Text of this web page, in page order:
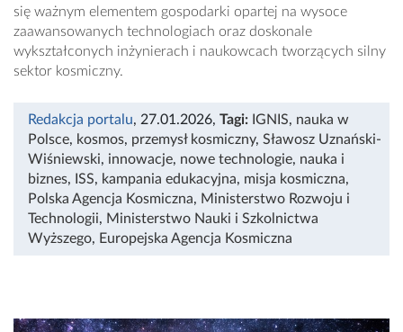
się ważnym elementem gospodarki opartej na wysoce
zaawansowanych technologiach oraz doskonale
wykształconych inżynierach i naukowcach tworzących silny
sektor kosmiczny.
Redakcja portalu, 27.01.2026, Tagi: IGNIS, nauka w
Polsce, kosmos, przemysł kosmiczny, Sławosz Uznański-
Wiśniewski, innowacje, nowe technologie, nauka i
biznes, ISS, kampania edukacyjna, misja kosmiczna,
Polska Agencja Kosmiczna, Ministerstwo Rozwoju i
Technologii, Ministerstwo Nauki i Szkolnictwa
Wyższego, Europejska Agencja Kosmiczna